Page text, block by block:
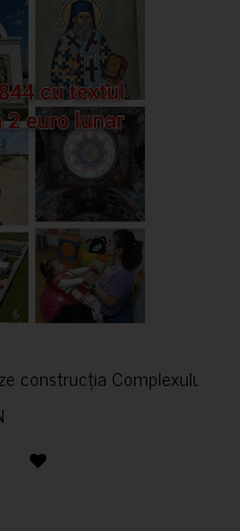
construcția Complexului